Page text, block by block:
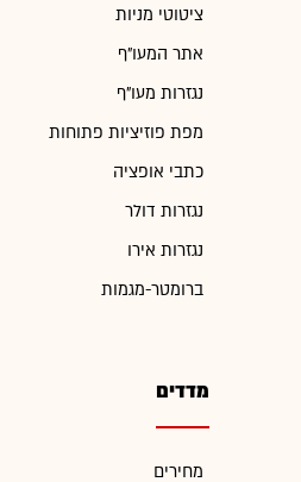
ציטוטי מניות
אתר המעו"ף
נגזרות מעו"ף
מפת פוזיציות פתוחות
כתבי אופציה
נגזרות דולר
נגזרות אירו
ברומטר-מגמות
מדדים
מחירים